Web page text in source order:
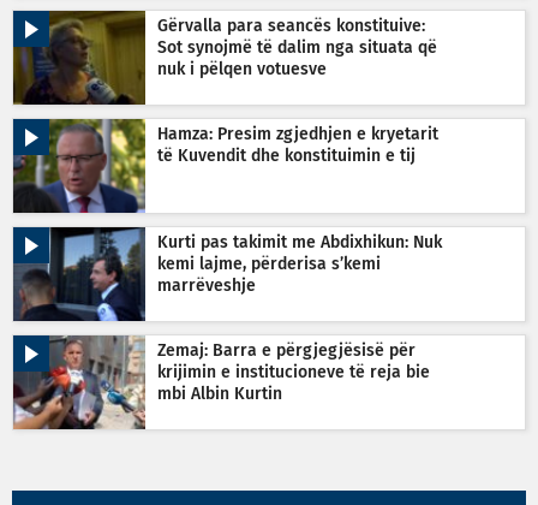
Gërvalla para seancës konstituive:
Sot synojmë të dalim nga situata që
nuk i pëlqen votuesve
Hamza: Presim zgjedhjen e kryetarit
të Kuvendit dhe konstituimin e tij
Kurti pas takimit me Abdixhikun: Nuk
kemi lajme, përderisa s’kemi
marrëveshje
Zemaj: Barra e përgjegjësisë për
krijimin e institucioneve të reja bie
mbi Albin Kurtin